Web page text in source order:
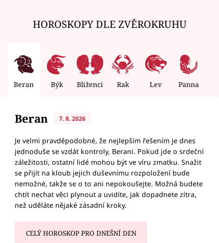
HOROSKOPY DLE ZVĚROKRUHU
Beran Býk Blíženci Rak Lev Panna
Beran 7. 8. 2026
Je velmi pravděpodobné, že nejlepším řešením je dnes
jednoduše se vzdát kontroly, Berani. Pokud jde o srdeční
záležitosti, ostatní lidé mohou být ve víru zmatku. Snažit
se přijít na kloub jejich duševnímu rozpoložení bude
nemožné, takže se o to ani nepokoušejte. Možná budete
chtít nechat věci plynout a uvidíte, jak dopadnete zítra,
než uděláte nějaké zásadní kroky.
CELÝ HOROSKOP PRO DNEŠNÍ DEN